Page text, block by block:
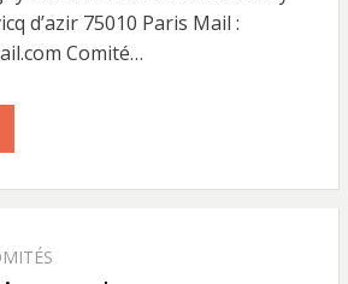
d’azir 75010 Paris Mail :
Comité…